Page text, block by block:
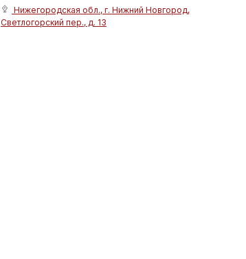
Нижегородская обл., г. Нижний Новгород,
Светлогорский пер., д. 13